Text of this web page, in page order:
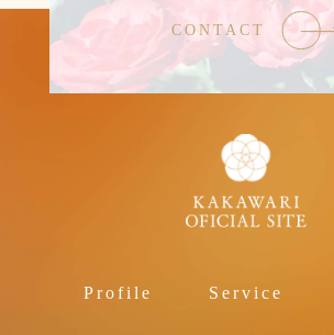
CONTACT
Profile Service